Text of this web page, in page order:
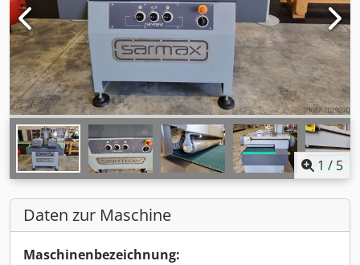
1 / 5
Daten zur Maschine
Maschinenbezeichnung: